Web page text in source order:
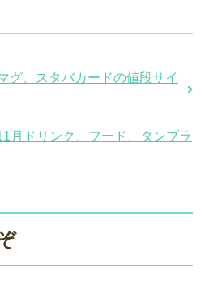
グ、スタバカードの値段サイ
月ドリンク、フード、タンブラ